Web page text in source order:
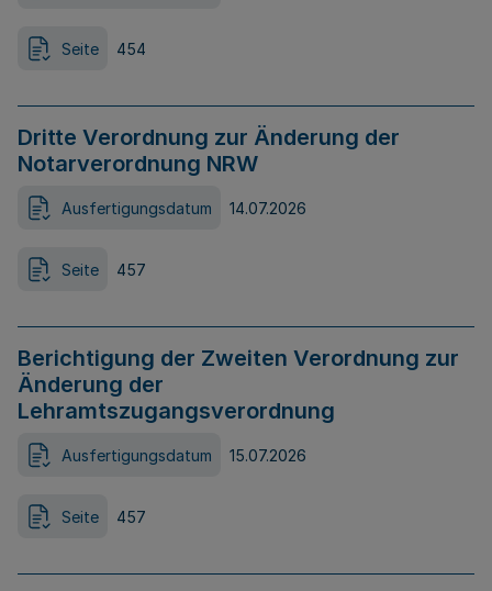
Seite 454
Dritte Verordnung zur Änderung der
Notarverordnung NRW
Ausfertigungsdatum 14.07.2026
Seite 457
Berichtigung der Zweiten Verordnung zur
Änderung der
Lehramtszugangsverordnung
Ausfertigungsdatum 15.07.2026
Seite 457